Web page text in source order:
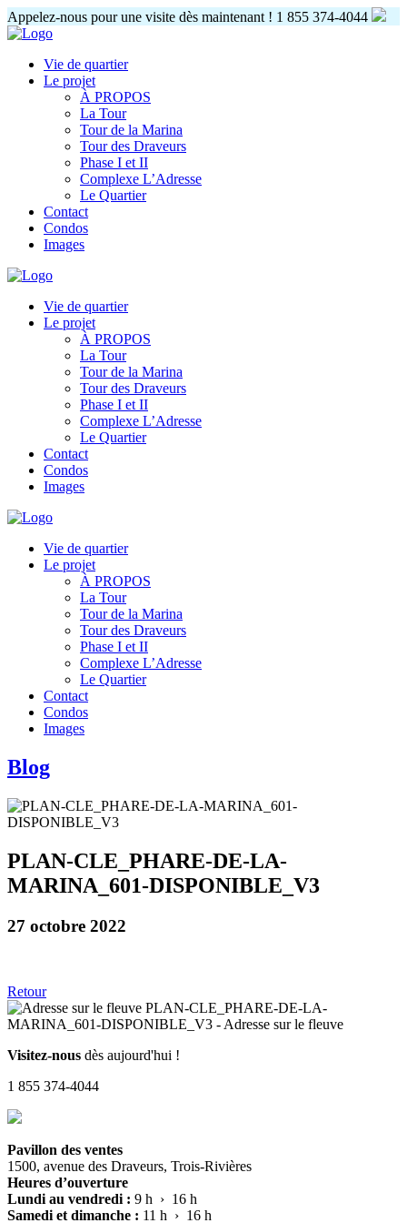
Appelez-nous pour une visite dès maintenant ! 1 855 374-4044
Vie de quartier
Le projet
À PROPOS
La Tour
Tour de la Marina
Tour des Draveurs
Phase I et II
Complexe L’Adresse
Le Quartier
Contact
Condos
Images
Vie de quartier
Le projet
À PROPOS
La Tour
Tour de la Marina
Tour des Draveurs
Phase I et II
Complexe L’Adresse
Le Quartier
Contact
Condos
Images
Vie de quartier
Le projet
À PROPOS
La Tour
Tour de la Marina
Tour des Draveurs
Phase I et II
Complexe L’Adresse
Le Quartier
Contact
Condos
Images
Blog
PLAN-CLE_PHARE-DE-LA-
MARINA_601-DISPONIBLE_V3
27 octobre 2022
Retour
Visitez-nous dès aujourd'hui !
1 855 374-4044
Pavillon des ventes
1500, avenue des Draveurs, Trois-Rivières
Heures d’ouverture
Lundi au vendredi : 9 h › 16 h
Samedi et dimanche : 11 h › 16 h